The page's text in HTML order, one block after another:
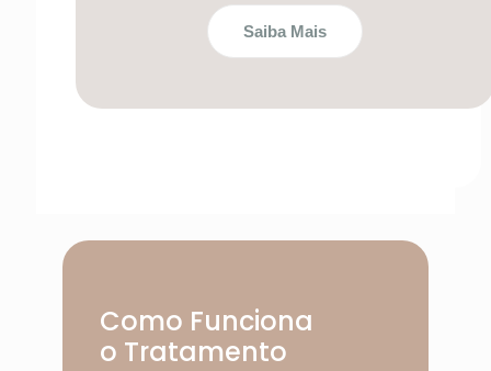
Saiba Mais
Como Funciona
o Tratamento